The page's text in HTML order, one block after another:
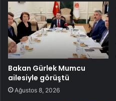
Bakan Gürlek Mumcu
ailesiyle görüştü
Ağustos 8, 2026